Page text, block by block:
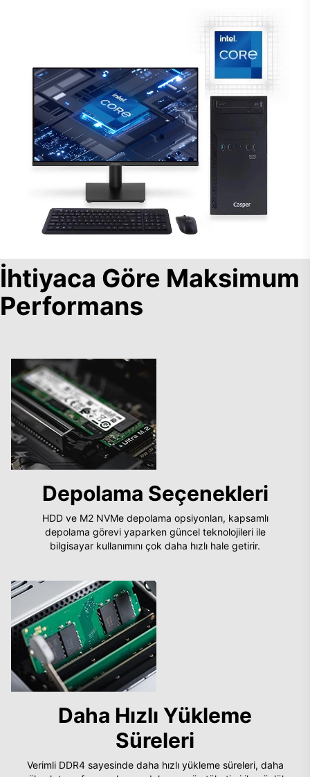
İhtiyaca Göre Maksimum
Performans
Depolama Seçenekleri
HDD ve M2 NVMe depolama opsiyonları, kapsamlı
depolama görevi yaparken güncel teknolojileri ile
bilgisayar kullanımını çok daha hızlı hale getirir.
Daha Hızlı Yükleme
Süreleri
Verimli DDR4 sayesinde daha hızlı yükleme süreleri, daha